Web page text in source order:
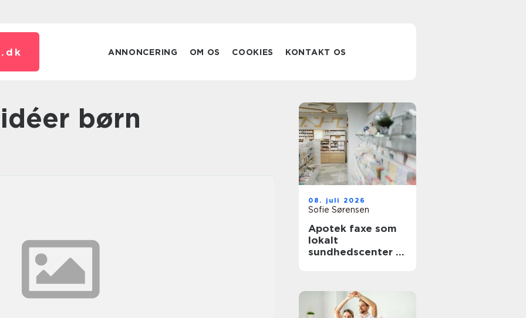
dk ANNONCERING OM OS COOKIES KONTAKT OS
idéer børn
08. juli 2026
Sofie Sørensen
Apotek faxe som
lokalt
sundhedscenter i